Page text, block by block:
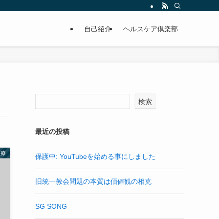
自己紹介 ヘルスケア倶楽部
検索
最近の投稿
保護中: YouTubeを始める事にしました
旧統一教会問題の本質は価値観の相克
SG SONG